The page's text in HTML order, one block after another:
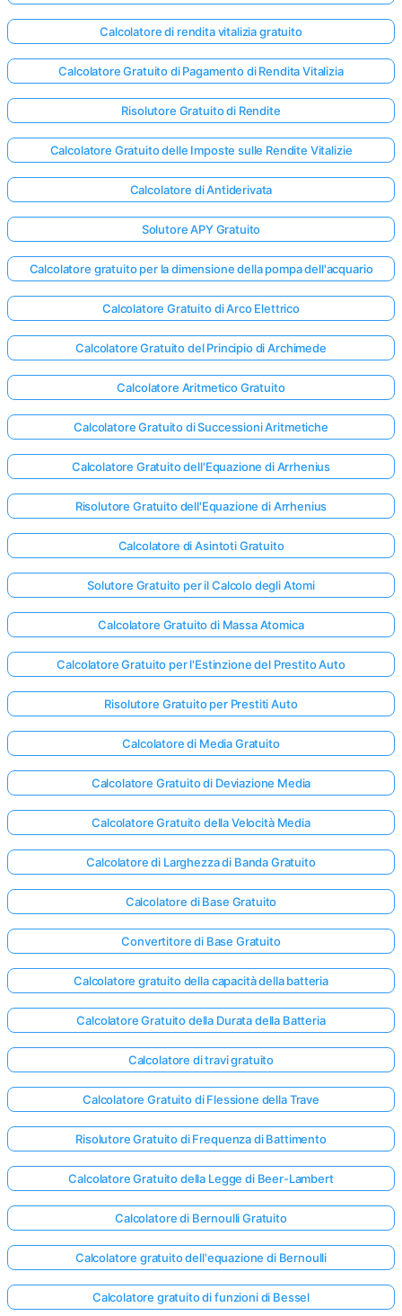
Calcolatore di rendita vitalizia gratuito
Calcolatore Gratuito di Pagamento di Rendita Vitalizia
Risolutore Gratuito di Rendite
Calcolatore Gratuito delle Imposte sulle Rendite Vitalizie
Calcolatore di Antiderivata
Solutore APY Gratuito
Calcolatore gratuito per la dimensione della pompa dell'acquario
Calcolatore Gratuito di Arco Elettrico
Calcolatore Gratuito del Principio di Archimede
Calcolatore Aritmetico Gratuito
Calcolatore Gratuito di Successioni Aritmetiche
Calcolatore Gratuito dell'Equazione di Arrhenius
Risolutore Gratuito dell'Equazione di Arrhenius
Calcolatore di Asintoti Gratuito
Solutore Gratuito per il Calcolo degli Atomi
Calcolatore Gratuito di Massa Atomica
Calcolatore Gratuito per l'Estinzione del Prestito Auto
Risolutore Gratuito per Prestiti Auto
Calcolatore di Media Gratuito
Calcolatore Gratuito di Deviazione Media
Calcolatore Gratuito della Velocità Media
Calcolatore di Larghezza di Banda Gratuito
Calcolatore di Base Gratuito
Convertitore di Base Gratuito
Calcolatore gratuito della capacità della batteria
Calcolatore Gratuito della Durata della Batteria
Calcolatore di travi gratuito
Calcolatore Gratuito di Flessione della Trave
Risolutore Gratuito di Frequenza di Battimento
Calcolatore Gratuito della Legge di Beer-Lambert
Calcolatore di Bernoulli Gratuito
Calcolatore gratuito dell'equazione di Bernoulli
Calcolatore gratuito di funzioni di Bessel